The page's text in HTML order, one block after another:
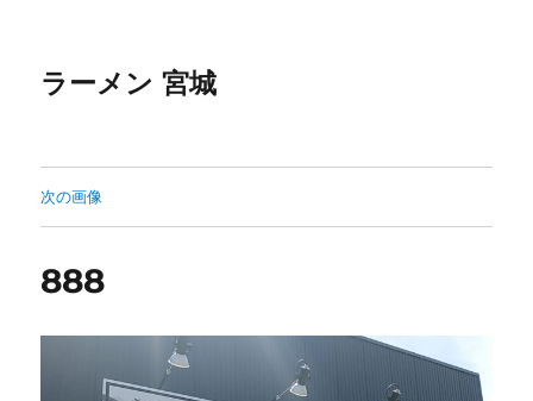
ラーメン 宮城
次の画像
888